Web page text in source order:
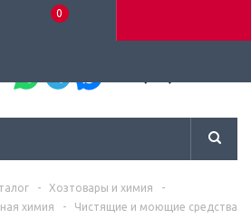
0
- Хозтовары и химия
-
химия
-
Чистящие и моющие средства